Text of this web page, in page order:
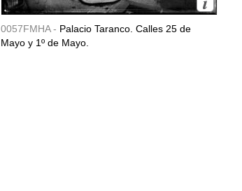
0057FMHA - Palacio Taranco. Calles 25 de
Mayo y 1º de Mayo.